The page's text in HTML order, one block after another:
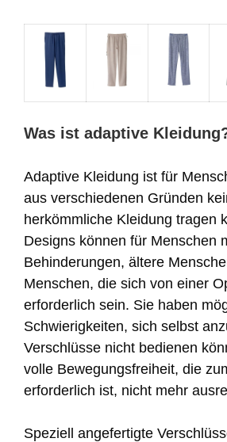
Was ist adaptive
Adaptive Kleidung ist für
aus verschiedenen Gründen
herkömmliche Kleidung tragen
Designs können für Menschen
Behinderungen, ältere
Menschen, die sich von einer
erforderlich sein. Sie haben
Schwierigkeiten, sich selbst
Verschlüsse nicht bedienen
volle Bewegungsfreiheit, die
erforderlich ist, nicht mehr
Speziell angefertigte